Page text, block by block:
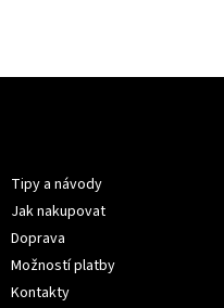
Tipy a návody
Jak nakupovat
Doprava
Možností platby
Kontakty